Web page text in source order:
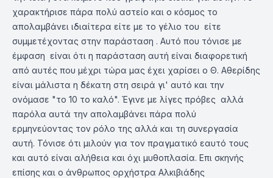
χαρακτήρισε πάρα πολύ αστείο και ο κόσμος το
απολαμβάνει ιδιαίτερα είτε με το γέλιο του είτε
συμμετέχοντας στην παράσταση . Αυτό που τόνισε με
έμφαση είναι ότι η παράσταση αυτή είναι διαφορετική
από αυτές που μέχρι τώρα μας έχει χαρίσει ο Θ. Αθερίδης
είναι μάλιστα η δέκατη στη σειρά γι' αυτό και την
ονόμασε "το 10 το καλό". Έγινε με λίγες πρόβες αλλά
παρόλα αυτά την απολαμβάνει πάρα πολύ
ερμηνεύοντας τον ρόλο της αλλά και τη συνεργασία
αυτή. Τόνισε ότι μιλούν για τον πραγματικό εαυτό τους
και αυτό είναι αλήθεια και όχι μυθοπλασία. Επι σκηνής
επίσης και ο άνθρωπος ορχήστρα Αλκιβιάδης